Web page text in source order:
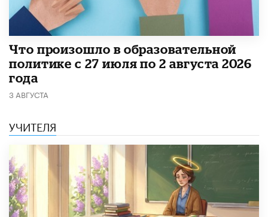
​Что произошло в образовательной
политике с 27 июля по 2 августа 2026
года
3 АВГУСТА
УЧИТЕЛЯ